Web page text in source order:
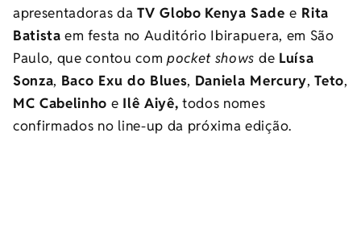
apresentadoras daTV Globo Kenya Sade e Rita
Batista em festa no Auditório Ibirapuera, em São
Paulo, que contou com pocket shows de Luísa
Sonza, Baco Exu do Blues, Daniela Mercury,Teto,
MC Cabelinho e Ilê Aiyê, todos nomes
confirmados no line-up da próxima edição.